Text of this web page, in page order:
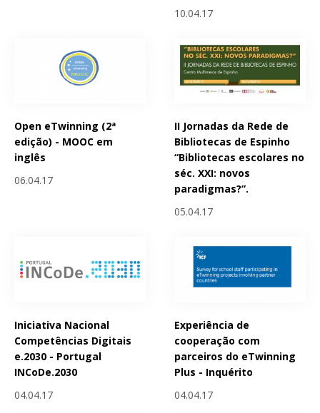
10.04.17
Open eTwinning (2ª
edição) - MOOC em
inglês
06.04.17
II Jornadas da Rede de
Bibliotecas de Espinho
“Bibliotecas escolares no
séc. XXI: novos
paradigmas?”.
05.04.17
Iniciativa Nacional
Competências Digitais
e.2030 - Portugal
INCoDe.2030
04.04.17
Experiência de
cooperação com
parceiros do eTwinning
Plus - Inquérito
04.04.17